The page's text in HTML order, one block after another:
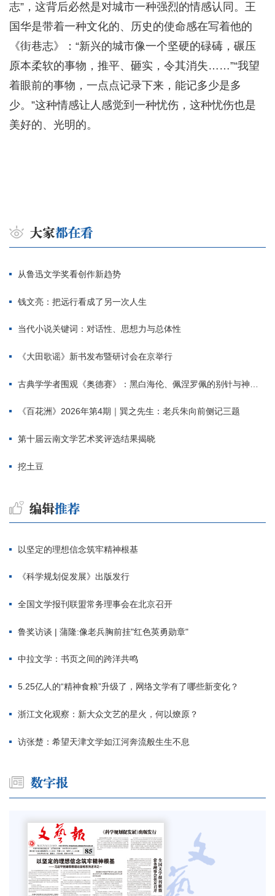
志”，这背后必然是对城市一种强烈的情感认同。王
国华是带着一种文化的、历史的使命感在写着他的
《街巷志》：“新兴的城市像一个坚硬的碌碡，碾压
原本柔软的事物，推平、砸实，令其消失……”“我望
着眼前的事物，一点点记录下来，能记多少是多
少。”这种情感让人感觉到一种忧伤，这种忧伤也是
美好的、光明的。
从鲁迅文学奖看创作新趋势
钱文亮：把远行看成了另一次人生
当代小说关键词：对话性、思想力与总体性
《大田歌谣》新书发布暨研讨会在京举行
古典学学者围观《奥德赛》：黑白海伦、佩涅罗佩的别针与神秘入侵者
《百花洲》2026年第4期｜巽之先生：老兵朱向前侧记三题
第十届云南文学艺术奖评选结果揭晓
挖土豆
以坚定的理想信念筑牢精神根基
《科学规划促发展》出版发行
全国文学报刊联盟常务理事会在北京召开
鲁奖访谈 | 蒲隆:像老兵胸前挂"红色英勇勋章"
中拉文学：书页之间的跨洋共鸣
5.25亿人的“精神食粮”升级了，网络文学有了哪些新变化？
浙江文化观察：新大众文艺的星火，何以燎原？
访张楚：希望天津文学如江河奔流般生生不息